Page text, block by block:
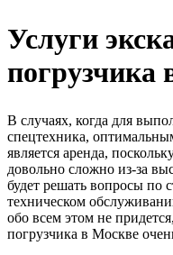
Услуги
погрузчика
В случаях, когда для
спецтехника,
является аренда,
довольно сложно из-за
будет решать вопросы по
техническом
обо всем этом не
погрузчика в Москве